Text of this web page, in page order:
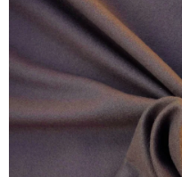
produktu
0,0
z
5
hvězdiček.